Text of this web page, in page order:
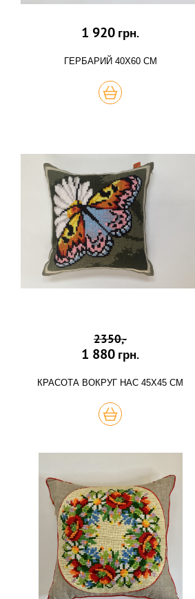
1 920 грн.
ГЕРБАРИЙ 40Х60 СМ
КУПИТЬ
2350,-
1 880 грн.
КРАСОТА ВОКРУГ НАС 45Х45 СМ
КУПИТЬ